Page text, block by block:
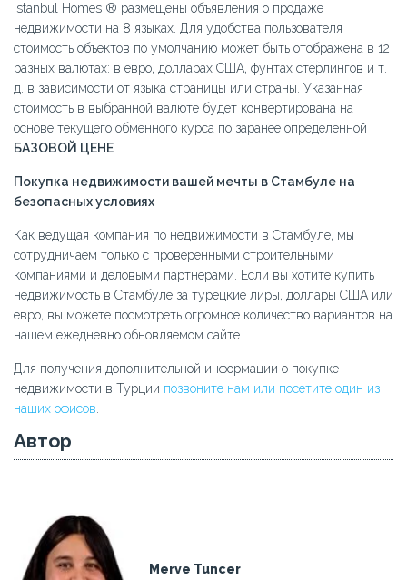
Istanbul Homes ® размещены объявления о продаже
недвижимости на 8 языках. Для удобства пользователя
стоимость объектов по умолчанию может быть отображена в 12
разных валютах: в евро, долларах США, фунтах стерлингов и т.
д. в зависимости от языка страницы или страны. Указанная
стоимость в выбранной валюте будет конвертирована на
основе текущего обменного курса по заранее определенной
БАЗОВОЙ ЦЕНЕ
Покупка недвижимости вашей мечты в Стамбуле на
безопасных условиях
Как ведущая компания по недвижимости в Стамбуле, мы
сотрудничаем только с проверенными строительными
компаниями и деловыми партнерами. Если вы хотите купить
недвижимость в Стамбуле за турецкие лиры, доллары США или
евро, вы можете посмотреть огромное количество вариантов на
нашем ежедневно обновляемом сайте.
Для получения дополнительной информации о покупке
недвижимости в Турции позвоните нам или посетите один из
наших офисов
Автор
Merve Tuncer